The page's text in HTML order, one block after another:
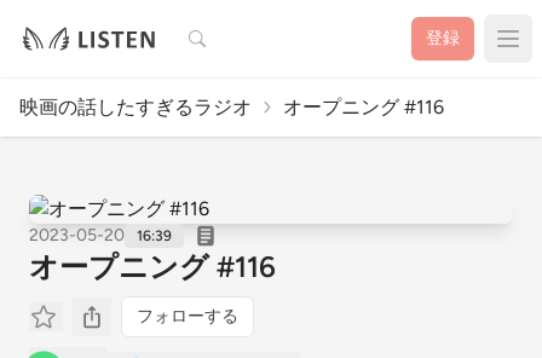
検索 登録
映画の話したすぎるラジオ オープニング #116
2023-05-20 16:39
オープニング #116
フォローする